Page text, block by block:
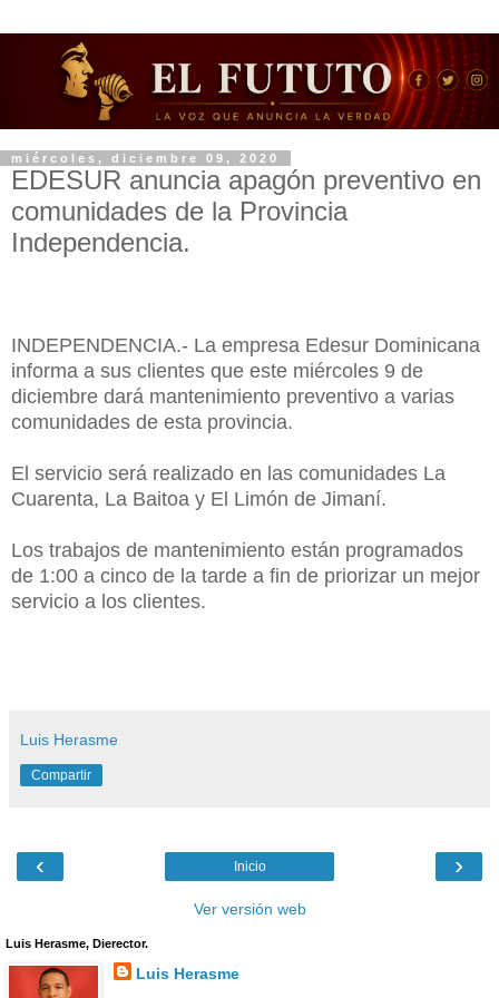
miércoles, diciembre 09, 2020
EDESUR anuncia apagón preventivo en
comunidades de la Provincia
Independencia.
INDEPENDENCIA.- La empresa Edesur Dominicana
informa a sus clientes que este miércoles 9 de
diciembre dará mantenimiento preventivo a varias
comunidades de esta provincia.
El servicio será realizado en las comunidades La
Cuarenta, La Baitoa y El Limón de Jimaní.
Los trabajos de mantenimiento están programados
de 1:00 a cinco de la tarde a fin de priorizar un mejor
servicio a los clientes.
Luis Herasme
Compartir
‹ ›
Inicio
Ver versión web
Luis Herasme, Dierector.
Luis Herasme